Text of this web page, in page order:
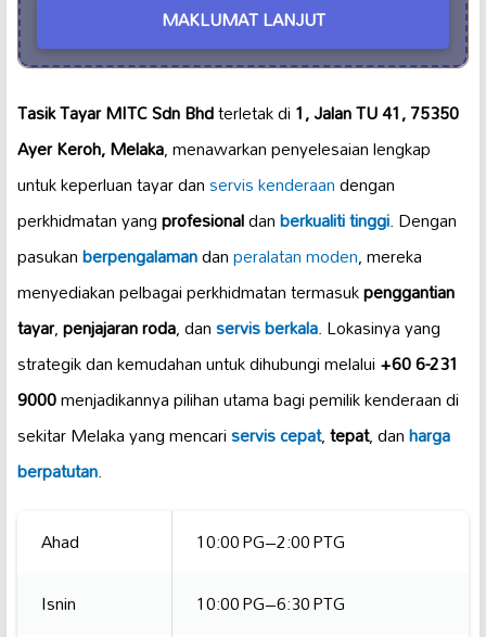
MAKLUMAT LANJUT
Tasik Tayar MITC Sdn Bhdterletak di1, Jalan TU 41, 75350
Ayer Keroh, Melaka, menawarkan penyelesaian lengkap
untuk keperluan tayar danservis kenderaandengan
perkhidmatan yangprofesionaldanberkualiti tinggi. Dengan
pasukanberpengalamandanperalatan moden, mereka
menyediakan pelbagai perkhidmatan termasukpenggantian
tayar,penjajaran roda, danservis berkala. Lokasinya yang
strategik dan kemudahan untuk dihubungi melalui+60 6-231
9000menjadikannya pilihan utama bagi pemilik kenderaan di
sekitar Melaka yang mencariservis cepat,tepat, danharga
berpatutan.
Ahad
10:00 PG–2:00 PTG
Isnin
10:00 PG–6:30 PTG